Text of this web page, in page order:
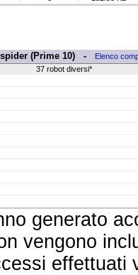
(Prime 10) -
Elenco
37 robot diversi*
generato
vengono
effettuati